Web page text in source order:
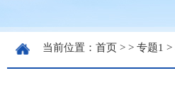
当前位置： 首页 > > 专题1 >